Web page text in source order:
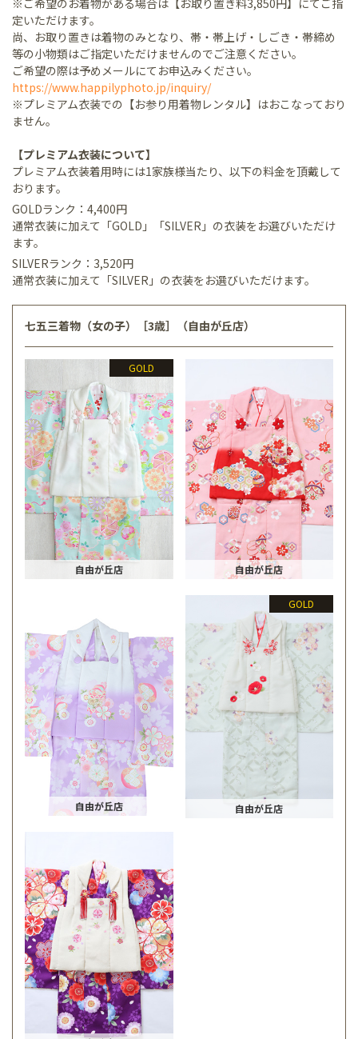
定いただけます。
尚、お取り置きは着物のみとなり、帯・帯上げ・しごき・帯締め
等の小物類はご指定いただけませんのでご注意ください。
ご希望の際は予めメールにてお申込みください。
https://www.happilyphoto.jp/inquiry/
※プレミアム衣装での【お参り用着物レンタル】はおこなっており
ません。
【プレミアム衣装について】
プレミアム衣装着用時には1家族様当たり、以下の料金を頂戴して
おります。
GOLDランク：4,400円
通常衣装に加えて「GOLD」「SILVER」の衣装をお選びいただけ
ます。
SILVERランク：3,520円
通常衣装に加えて「SILVER」の衣装をお選びいただけます。
七五三着物（女の子）［3歳］（自由が丘店）
GOLD
自由が丘店 自由が丘店
自由が丘店
GOLD
自由が丘店